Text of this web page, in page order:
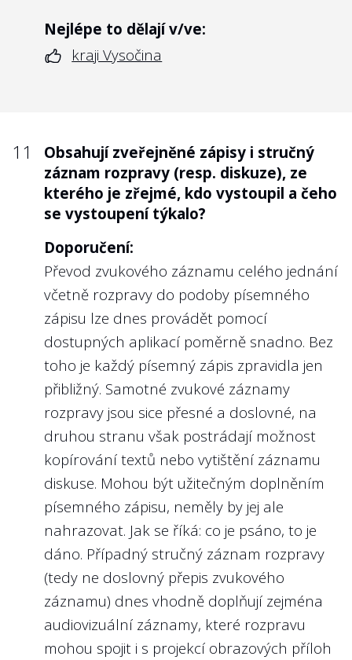
Nejlépe to dělají v/ve:
kraji Vysočina
11
Obsahují zveřejněné zápisy i stručný
záznam rozpravy (resp. diskuze), ze
kterého je zřejmé, kdo vystoupil a čeho
se vystoupení týkalo?
Doporučení:
Převod zvukového záznamu celého jednání
včetně rozpravy do podoby písemného
zápisu lze dnes provádět pomocí
dostupných aplikací poměrně snadno. Bez
toho je každý písemný zápis zpravidla jen
přibližný. Samotné zvukové záznamy
rozpravy jsou sice přesné a doslovné, na
druhou stranu však postrádají možnost
kopírování textů nebo vytištění záznamu
diskuse. Mohou být užitečným doplněním
písemného zápisu, neměly by jej ale
nahrazovat. Jak se říká: co je psáno, to je
dáno. Případný stručný záznam rozpravy
(tedy ne doslovný přepis zvukového
záznamu) dnes vhodně doplňují zejména
audiovizuální záznamy, které rozpravu
mohou spojit i s projekcí obrazových příloh